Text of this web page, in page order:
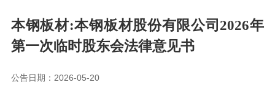
本钢板材:本钢板材股份有限公司2026年
第一次临时股东会法律意见书
公告日期：2026-05-20